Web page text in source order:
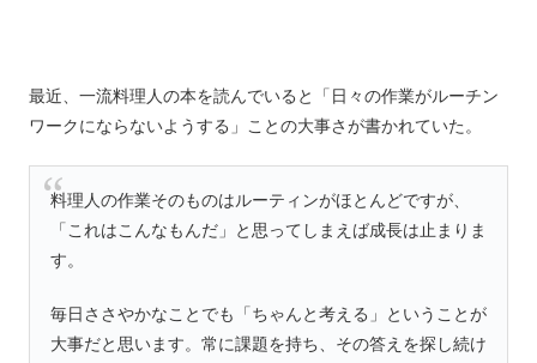
最近、一流料理人の本を読んでいると「日々の作業がルーチン
ワークにならないようする」ことの大事さが書かれていた。
料理人の作業そのものはルーティンがほとんどですが、
「これはこんなもんだ」と思ってしまえば成長は止まりま
す。
毎日ささやかなことでも「ちゃんと考える」ということが
大事だと思います。常に課題を持ち、その答えを探し続け